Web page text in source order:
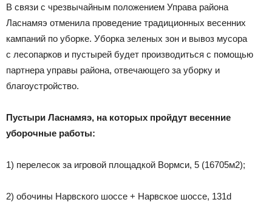
В связи с чрезвычайным положением Управа района
Ласнамяэ отменила проведение традиционных весенних
кампаний по уборке. Уборка зеленых зон и вывоз мусора
с лесопарков и пустырей будет производиться с помощью
партнера управы района, отвечающего за уборку и
благоустройство.
Пустыри Ласнамяэ, на которых пройдут весенние
уборочные работы:
1) перелесок за игровой площадкой Вормси, 5 (16705м2);
2) обочины Нарвского шоссе + Нарвское шоссе, 131d